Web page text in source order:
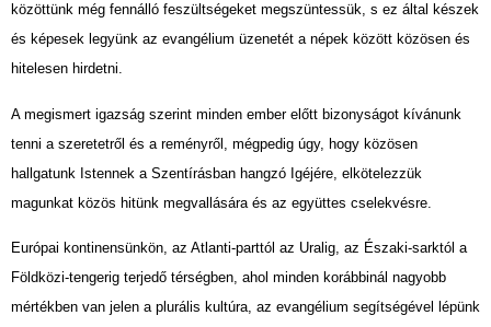
közöttünk még fennálló feszültségeket megszüntessük, s ez által készek
és képesek legyünk az evangélium üzenetét a népek között közösen és
hitelesen hirdetni.
A megismert igazság szerint minden ember előtt bizonyságot kívánunk
tenni a szeretetről és a reményről, mégpedig úgy, hogy közösen
hallgatunk Istennek a Szentírásban hangzó Igéjére, elkötelezzük
magunkat közös hitünk megvallására és az együttes cselekvésre.
Európai kontinensünkön, az Atlanti-parttól az Uralig, az Északi-sarktól a
Földközi-tengerig terjedő térségben, ahol minden korábbinál nagyobb
mértékben van jelen a plurális kultúra, az evangélium segítségével lépünk